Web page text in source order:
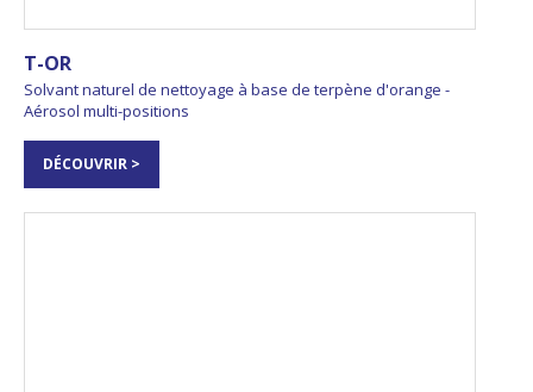
T-OR
Solvant naturel de nettoyage à base de terpène d'orange -
Aérosol multi-positions
DÉCOUVRIR >